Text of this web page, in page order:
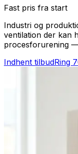
Fast pris fra start
Industri og
ventilation der kan
procesforurening
Indhent tilbudRing